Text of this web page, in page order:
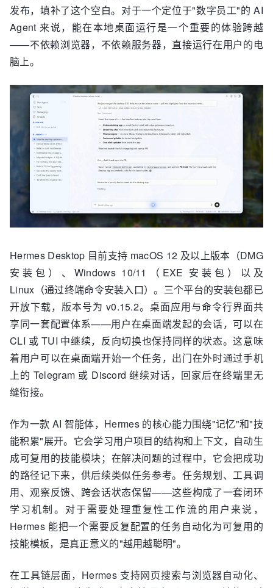
发布，填补了这个空白。对于一个定位于"数字员工"的 AI
Agent 来说，能在本地桌面运行是一个重要的体验跨越
——不依赖浏览器，不依赖服务器，直接运行在用户的电
脑上。
Hermes Desktop 目前支持 macOS 12 及以上版本（DMG
安装包）、Windows 10/11（EXE 安装包）以及
Linux（通过终端命令安装入口）。三个平台的安装包都已
开放下载，版本号为 v0.15.2。桌面应用与命令行界面共
享同一套配置体系——用户在桌面端发起的会话，可以在
CLI 或 TUI 中继续，反向切换也保持同样的状态。这意味
着用户可以在桌面端开始一个任务，出门在外时通过手机
上的 Telegram 或 Discord 继续对话，回家后在终端里无
缝衔接。
作为一款 AI 智能体，Hermes 的核心能力围绕"记忆"和"技
能积累"展开。它会学习用户项目的结构和上下文，自动生
成可复用的技能模块；在解决问题的过程中，它会把成功
的路径记下来，供后续类似任务参考。任务规划、工具调
用、观察反馈、跨会话状态保留——这些构成了一套闭环
学习机制。对于需要处理重复性工作流的用户来说，
Hermes 能把一个需要反复配置的任务自动化为可复用的
技能模板，是真正意义的"越用越聪明"。
在工具链层面，Hermes 支持网页搜索与浏览器自动化、